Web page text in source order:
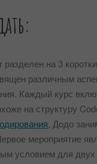
разделен на 3
различным
Каждый курс
на структуру
, Додо
мероприятие
условием для двух